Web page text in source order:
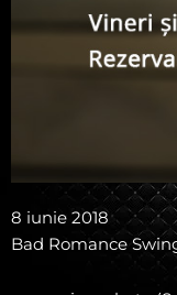
8 iunie 2018
Bad Romance